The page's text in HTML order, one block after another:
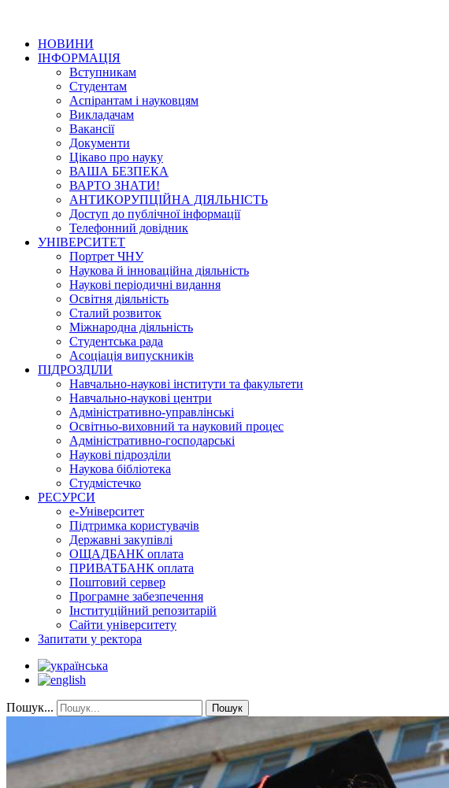
НОВИНИ
ІНФОРМАЦІЯ
Вступникам
Студентам
Аспірантам і науковцям
Викладачам
Вакансії
Документи
Цікаво про науку
ВАША БЕЗПЕКА
ВАРТО ЗНАТИ!
АНТИКОРУПЦІЙНА ДІЯЛЬНІСТЬ
Доступ до публічної інформації
Телефонний довідник
УНІВЕРСИТЕТ
Портрет ЧНУ
Наукова й інноваційна діяльність
Наукові періодичні видання
Освітня діяльність
Сталий розвиток
Міжнародна діяльність
Студентська рада
Асоціація випускників
ПІДРОЗДІЛИ
Навчально-наукові інститути та факультети
Навчально-наукові центри
Адміністративно-управлінські
Освітньо-виховний та науковий процес
Адміністративно-господарські
Наукові підрозділи
Наукова бібліотека
Студмістечко
РЕСУРСИ
е-Університет
Підтримка користувачів
Державні закупівлі
ОЩАДБАНК оплата
ПРИВАТБАНК оплата
Поштовий сервер
Програмне забезпечення
Інституційний репозитарій
Сайти університету
Запитати у ректора
Пошук... Пошук